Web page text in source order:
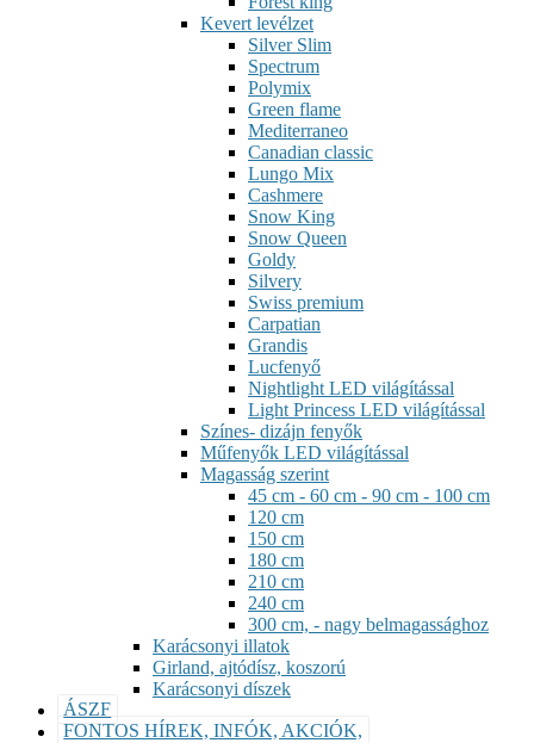
Kevert levélzet
Silver Slim
Spectrum
Polymix
Green flame
Mediterraneo
Canadian classic
Lungo Mix
Cashmere
Snow King
Snow Queen
Goldy
Silvery
Swiss premium
Carpatian
Grandis
Lucfenyő
Nightlight LED világítással
Light Princess LED világítással
Színes- dizájn fenyők
Műfenyők LED világítással
Magasság szerint
45 cm - 60 cm - 90 cm - 100 cm
120 cm
150 cm
180 cm
210 cm
240 cm
300 cm, - nagy belmagassághoz
Karácsonyi illatok
Girland, ajtódísz, koszorú
Karácsonyi díszek
ÁSZF
FONTOS HÍREK, INFÓK, AKCIÓK,